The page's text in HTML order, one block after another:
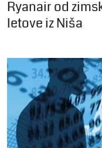
Ryanair od
letove iz Niša